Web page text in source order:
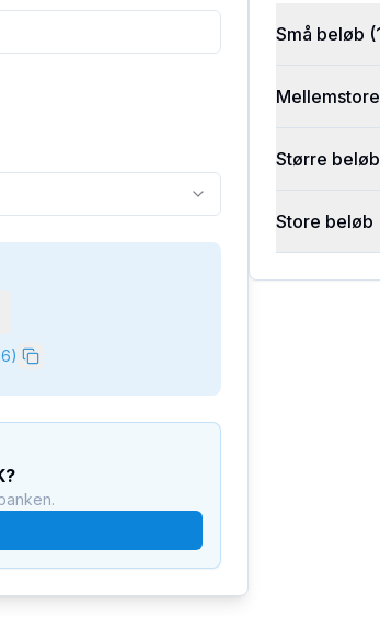
)
?
Små beløb
Større
Store beløb